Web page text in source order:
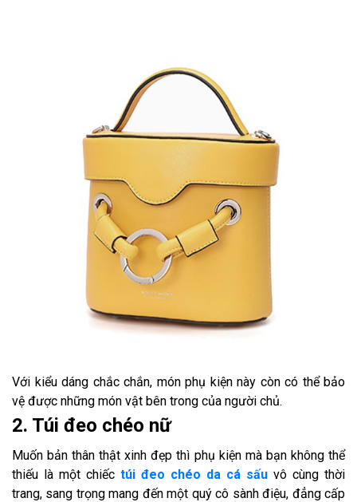
Với kiểu dáng chắc chắn, món phụ kiện này còn có thể bảo
vệ được những món vật bên trong của người chủ.
2. Túi đeo chéo nữ
Muốn bản thân thật xinh đẹp thì phụ kiện mà bạn không thể
thiếu là một chiếc túi đeo chéo da cá sấu vô cùng thời
trang, sang trọng mang đến một quý cô sành điệu, đẳng cấp